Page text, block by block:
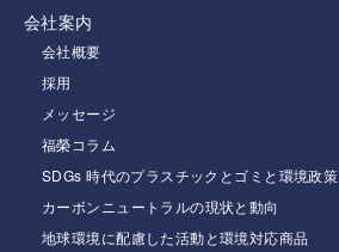
会社案内
会社概要
採用
メッセージ
福榮コラム
SDGs 時代のプラスチックとゴミと環境政策
カーボンニュートラルの現状と動向
地球環境に配慮した活動と環境対応商品